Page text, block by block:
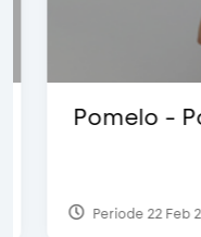
Pomelo -
Periode 22 Feb